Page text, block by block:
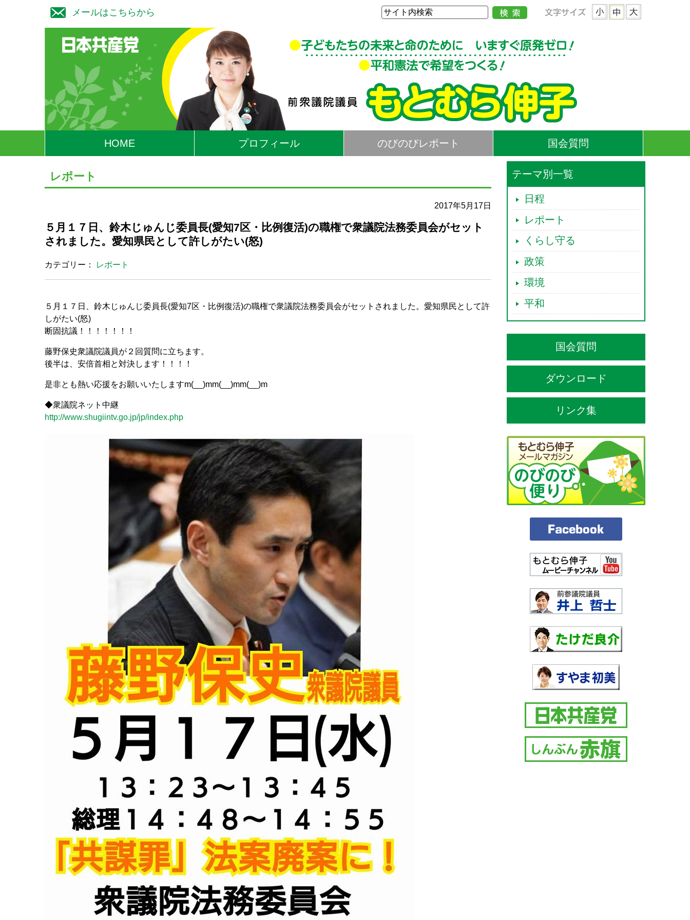
メールはこちらから
HOME プロフィール のびのびレポート 国会質問
レポート
2017年5月17日
５月１７日、鈴木じゅんじ委員長(愛知7区・比例復活)の職権で衆議院法務委員会がセット
されました。愛知県民として許しがたい(怒)
カテゴリー： レポート
５月１７日、鈴木じゅんじ委員長(愛知7区・比例復活)の職権で衆議院法務委員会がセットされました。愛知県民として許
しがたい(怒)
断固抗議！！！！！！！
藤野保史衆議院議員が２回質問に立ちます。
後半は、安倍首相と対決します！！！！
是非とも熱い応援をお願いいたしますm(__)mm(__)mm(__)m
◆衆議院ネット中継
http://www.shugiintv.go.jp/jp/index.php
テーマ別一覧
日程
レポート
くらし守る
政策
環境
平和
国会質問
ダウンロード
リンク集